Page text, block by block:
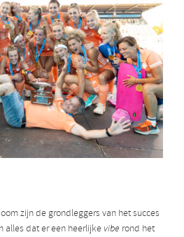
zijn de grondleggers van het succes
alles dat er een heerlijkevibe rond het